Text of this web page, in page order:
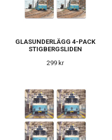
GLASUNDERLÄGG 4-PACK
STIGBERGSLIDEN
299 kr